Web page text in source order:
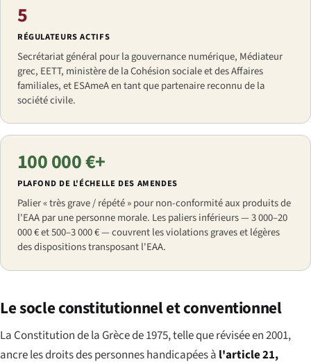
5
RÉGULATEURS ACTIFS
Secrétariat général pour la gouvernance numérique, Médiateur
grec, EETT, ministère de la Cohésion sociale et des Affaires
familiales, et ESAmeA en tant que partenaire reconnu de la
société civile.
100 000 €+
PLAFOND DE L'ÉCHELLE DES AMENDES
Palier « très grave / répété » pour non-conformité aux produits de
l'EAA par une personne morale. Les paliers inférieurs — 3 000–20
000 € et 500–3 000 € — couvrent les violations graves et légères
des dispositions transposant l'EAA.
Le socle constitutionnel et conventionnel
La Constitution de la Grèce de 1975, telle que révisée en 2001,
ancre les droits des personnes handicapées à l'article 21,